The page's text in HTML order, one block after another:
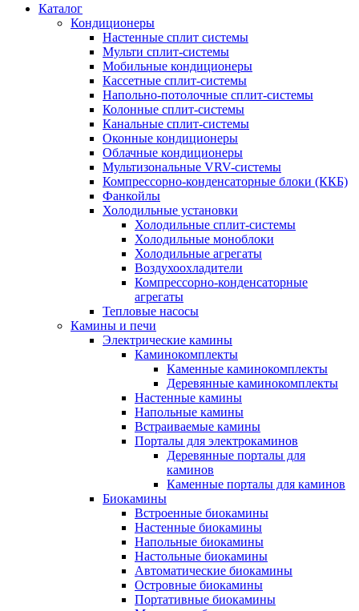
Каталог
Кондиционеры
Настенные сплит системы
Мульти сплит-системы
Мобильные кондиционеры
Кассетные сплит-системы
Напольно-потолочные сплит-системы
Колонные сплит-системы
Канальные сплит-системы
Оконные кондиционеры
Облачные кондиционеры
Мультизональные VRV-системы
Компрессорно-конденсаторные блоки (ККБ)
Фанкойлы
Холодильные установки
Холодильные сплит-системы
Холодильные моноблоки
Холодильные агрегаты
Воздухоохладители
Компрессорно-конденсаторные
агрегаты
Тепловые насосы
Камины и печи
Электрические камины
Каминокомплекты
Каменные каминокомплекты
Деревянные каминокомплекты
Настенные камины
Напольные камины
Встраиваемые камины
Порталы для электрокаминов
Деревянные порталы для
каминов
Каменные порталы для каминов
Биокамины
Встроенные биокамины
Настенные биокамины
Напольные биокамины
Настольные биокамины
Автоматические биокамины
Островные биокамины
Портативные биокамины